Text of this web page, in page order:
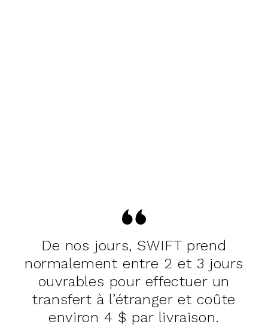
De nos jours, SWIFT prend
normalement entre 2 et 3 jours
ouvrables pour effectuer un
transfert à l’étranger et coûte
environ 4 $ par livraison.